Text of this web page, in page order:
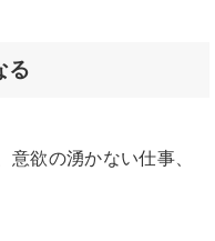
る
欲の湧かない仕事、